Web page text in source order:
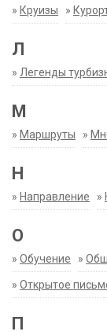
» Круизы »
Л
» Легенды
М
» Маршруты »
Н
» Направление »
О
» Обучение »
» Открытое
П